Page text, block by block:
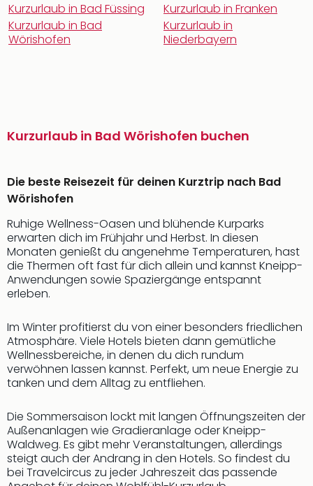
Kurzurlaub in Bad Füssing
Kurzurlaub in Bad
Wörishofen
Kurzurlaub in Franken
Kurzurlaub in
Niederbayern
Kurzurlaub in Bad Wörishofen buchen
Die beste Reisezeit für deinen Kurztrip nach Bad
Wörishofen
Ruhige Wellness-Oasen und blühende Kurparks
erwarten dich im Frühjahr und Herbst. In diesen
Monaten genießt du angenehme Temperaturen, hast
die Thermen oft fast für dich allein und kannst Kneipp-
Anwendungen sowie Spaziergänge entspannt
erleben.
Im Winter profitierst du von einer besonders friedlichen
Atmosphäre. Viele Hotels bieten dann gemütliche
Wellnessbereiche, in denen du dich rundum
verwöhnen lassen kannst. Perfekt, um neue Energie zu
tanken und dem Alltag zu entfliehen.
Die Sommersaison lockt mit langen Öffnungszeiten der
Außenanlagen wie Gradieranlage oder Kneipp-
Waldweg. Es gibt mehr Veranstaltungen, allerdings
steigt auch der Andrang in den Hotels. So findest du
bei Travelcircus zu jeder Jahreszeit das passende